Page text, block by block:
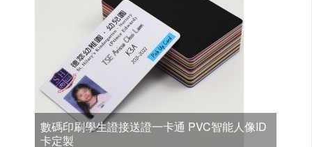
數碼印刷學生證接送證一卡通 PVC智能人像ID
卡定製